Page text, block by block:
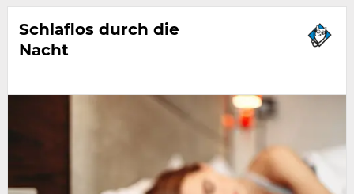
Schlaflos durch die
Nacht